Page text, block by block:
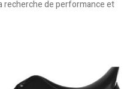
recherche de performance et